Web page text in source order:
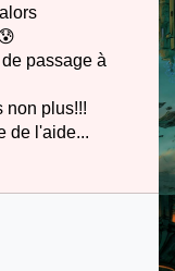
passage à
non plus!!!
de l'aide...